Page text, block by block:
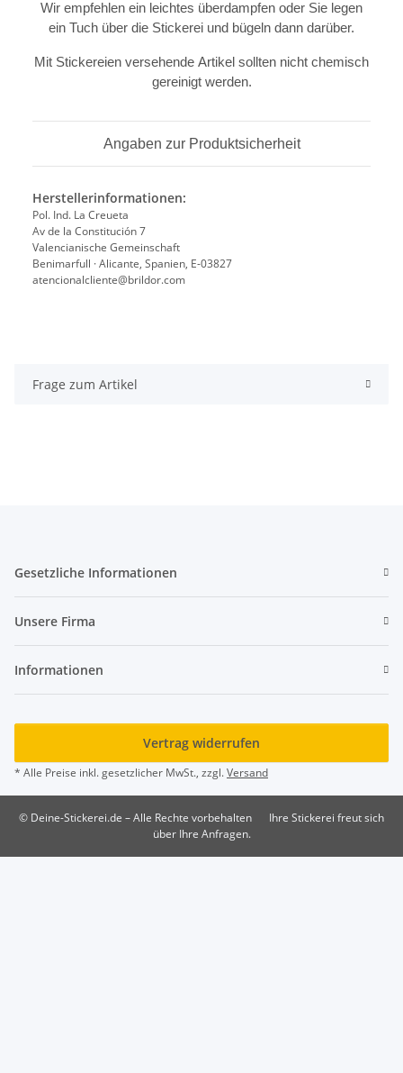
Wir empfehlen ein leichtes überdampfen oder Sie legen
ein Tuch über die Stickerei und bügeln dann darüber.
Mit Stickereien versehende Artikel sollten nicht chemisch
gereinigt werden.
Angaben zur Produktsicherheit
Herstellerinformationen:
Pol. Ind. La Creueta
Av de la Constitución 7
Valencianische Gemeinschaft
Benimarfull · Alicante, Spanien, E-03827
atencionalcliente@brildor.com
Frage zum Artikel
Gesetzliche Informationen
Unsere Firma
Informationen
Vertrag widerrufen
* Alle Preise inkl. gesetzlicher MwSt., zzgl.Versand
© Deine-Stickerei.de – Alle Rechte vorbehalten
Ihre Stickerei freut sich
über Ihre Anfragen.